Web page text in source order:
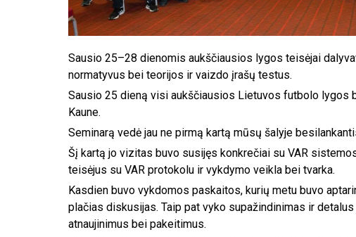
Sausio 25–28 dienomis aukščiausios lygos teisėjai
normatyvus bei teorijos ir vaizdo įrašų testus.
Sausio 25 dieną visi aukščiausios Lietuvos futbolo lygos
Kaune.
Seminarą vedė jau ne pirmą kartą mūsų šalyje
Šį kartą jo vizitas buvo susijęs konkrečiai su VAR
teisėjus su VAR protokolu ir vykdymo veikla bei tvarka.
Kasdien buvo vykdomos paskaitos, kurių metu buvo
plačias diskusijas. Taip pat vyko supažindinimas ir
atnaujinimus bei pakeitimus.